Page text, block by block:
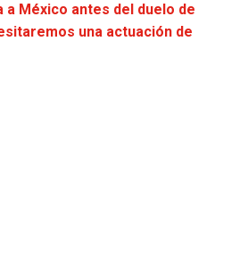
a México antes del duelo de
una actuación de